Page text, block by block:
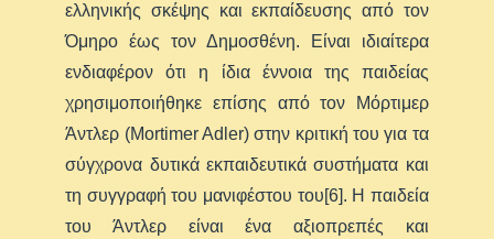
ελληνικής σκέψης και εκπαίδευσης από τον
Όμηρο έως τον Δημοσθένη. Είναι ιδιαίτερα
ενδιαφέρον ότι η ίδια έννοια της παιδείας
χρησιμοποιήθηκε επίσης από τον Μόρτιμερ
Άντλερ (Mortimer Adler) στην κριτική του για τα
σύγχρονα δυτικά εκπαιδευτικά συστήματα και
τη συγγραφή του μανιφέστου του[6]. Η παιδεία
του Άντλερ είναι ένα αξιοπρεπές και